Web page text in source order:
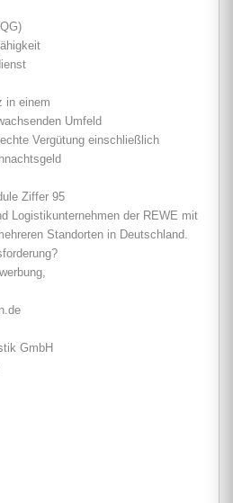
in einem
Umfeld
Vergütung einschließlich
Ziffer 95
Logistikunternehmen der REWE mit
Standorten in Deutschland.
GmbH